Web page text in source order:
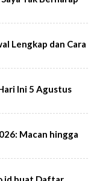
Lengkap dan Cara
Ini 5 Agustus
Macan hingga